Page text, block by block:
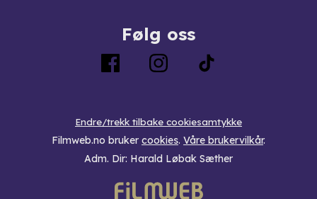
Følg oss
Endre/trekk tilbake cookiesamtykke
Filmweb.no bruker cookies. Våre brukervilkår.
Adm. Dir: Harald Løbak Sæther